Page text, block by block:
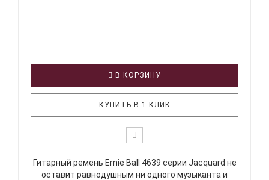
В КОРЗИНУ
КУПИТЬ В 1 КЛИК
Гитарный ремень Ernie Ball 4639 серии Jacquard не
оставит равнодушным ни одного музыканта и